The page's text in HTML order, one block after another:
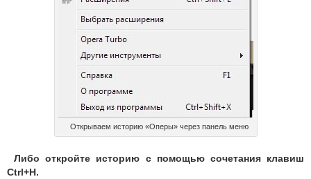
Открываем историю «Оперы» через панель меню
Либо откройте историю с помощью сочетания клавиш
Ctrl+H.